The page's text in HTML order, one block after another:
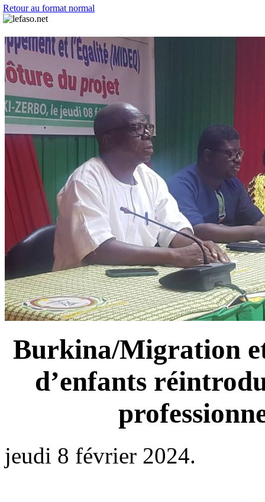
Retour au format normal
Burkina/Migration
d’enfants
jeudi 8 février 2024.